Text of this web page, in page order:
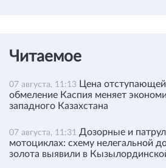
Читаемое
07 августа, 11:13 Цена
обмеление Каспия меняет
западного Казахстана
07 августа, 11:31 Дозорные и
мотоциклах: схему нелегальной
золота выявили в